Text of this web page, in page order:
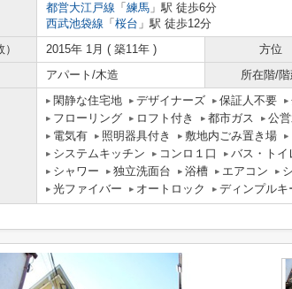
都営大江戸線 「 練馬 」駅 徒歩6分
西武池袋線 「 桜台 」駅 徒歩12分
2015年 1月 ( 築11年 )
方位
アパート/木造 所在階/
閑静な住宅地 デザイナーズ 保証人不要
フローリング
ロフト付き 都市ガス
公
電気有
照明器具付き 敷地内ごみ置き場
システムキッチン
コンロ１口
バス・トイ
シャワー
独立洗面台 浴槽 エアコン
光ファイバー
オートロック ディンプルキ